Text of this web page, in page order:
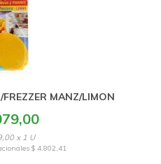
MANZ/LIMON
x 1 U
$ 4.802,41